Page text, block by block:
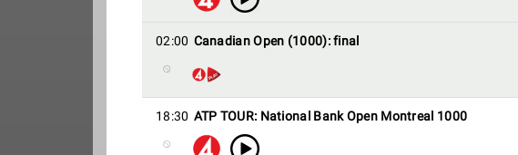
02:00 Canadian Open (1000): final
18:30 ATP TOUR: National Bank Open Montreal 1000